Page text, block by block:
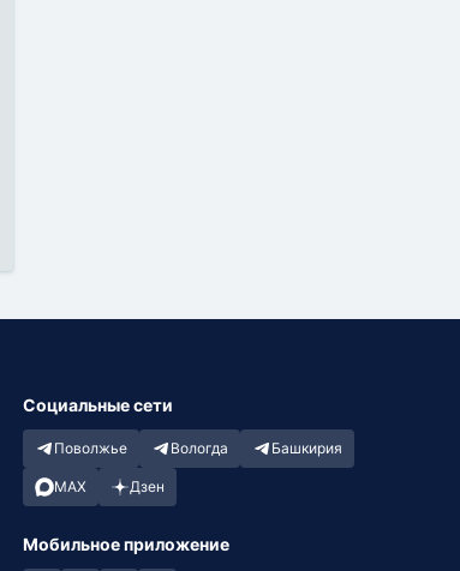
Социальные сети
Поволжье Вологда Башкирия
MAX Дзен
Мобильное приложение